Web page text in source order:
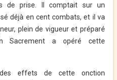
de prise. Il comptait sur un
déjà en cent combats, et il va
plein de vigueur et préparé
Sacrement a opéré cette
effets de cette onction